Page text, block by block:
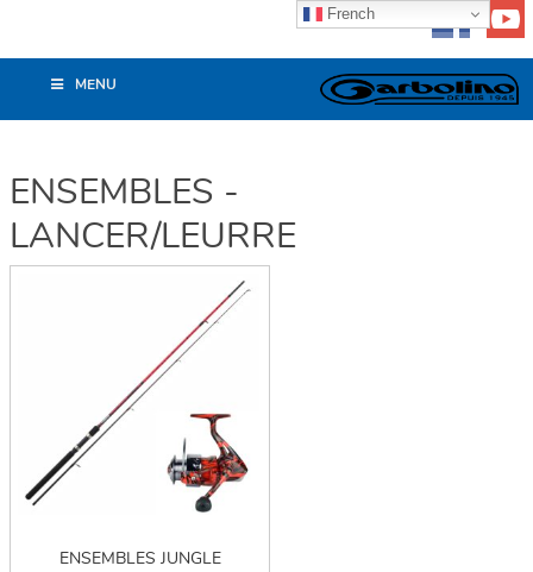
MENU
ENSEMBLES -
LANCER/LEURRE
ENSEMBLES JUNGLE
French